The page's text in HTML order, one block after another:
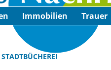
Immobilien Trauer